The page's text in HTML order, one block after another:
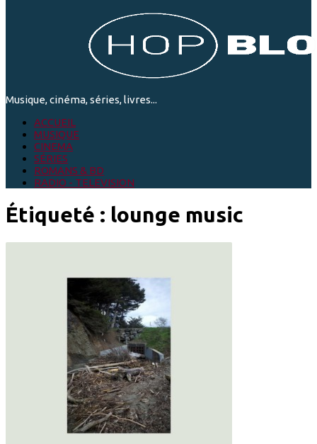
Musique, cinéma, séries, livres...
ACCUEIL
MUSIQUE
CINEMA
SÉRIES
ROMANS & BD
RADIO - TELEVISION
Étiqueté : lounge music